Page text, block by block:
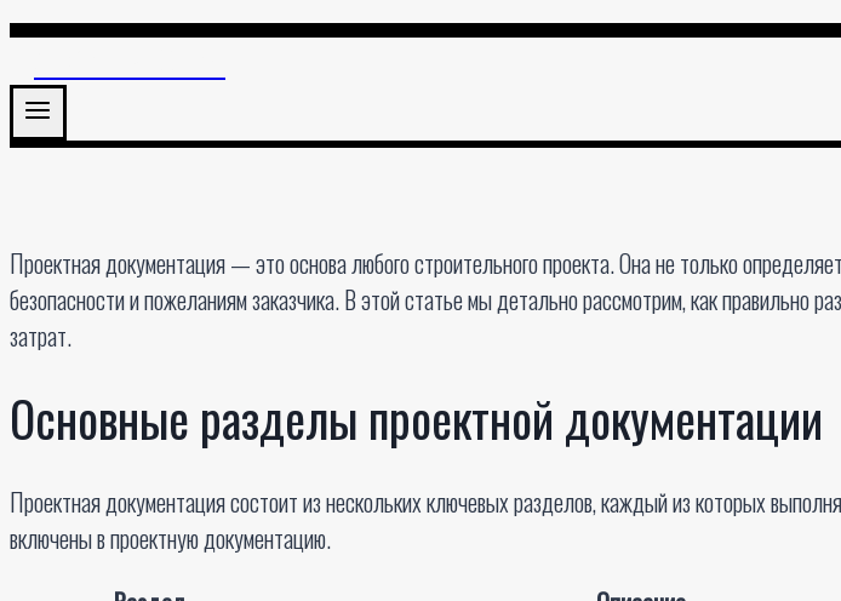
Проектная документация — это основа любого строительного проекта. Она не только
безопасности и пожеланиям заказчика. В этой статье мы детально рассмотрим, как правильно
затрат.
Основные разделы проектной документации
Проектная документация состоит из нескольких ключевых разделов, каждый из которых
включены в проектную документацию.